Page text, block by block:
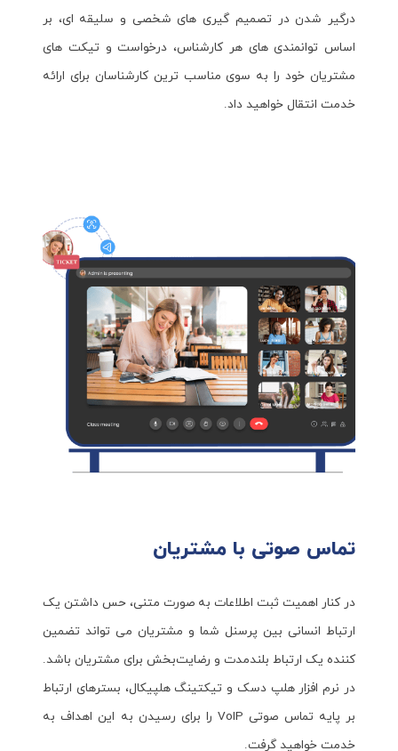
درگیر شدن در تصمیم گیری های شخصی و سلیقه ای، بر
اساس توانمندی های هر کارشناس، درخواست و تیکت های
مشتریان خود را به سوی مناسب ترین کارشناسان برای ارائه
خدمت انتقال خواهید داد.
تماس صوتی با مشتریان
در کنار اهمیت ثبت اطلاعات به صورت متنی، حس داشتن یک
ارتباط انسانی بین پرسنل شما و مشتریان می تواند تضمین
کننده یک ارتباط بلندمدت و رضایت‌بخش برای مشتریان باشد.
در نرم افزار هلپ دسک و تیکتینگ هلپیکال، بسترهای ارتباط
بر پایه تماس صوتی VoIP را برای رسیدن به این اهداف به
خدمت خواهید گرفت.